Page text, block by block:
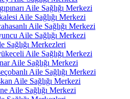
Aile Sağlığı Merkezi
Aile Sağlığı Merkezi
Aile Sağlığı Merkezi
Aile Sağlığı Merkezi
Sağlığı Merkezleri
Aile Sağlığı Merkezi
Aile Sağlığı Merkezi
Aile Sağlığı Merkezi
Aile Sağlığı Merkezi
Aile Sağlığı Merkezi